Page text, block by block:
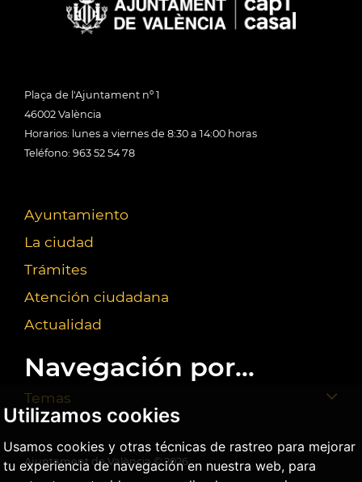
Utilizamos cookies
Usamos cookies y otras técnicas de rastreo para mejorar
tu experiencia de navegación en nuestra web, para
Plaça de l'Ajuntament nº 1
46002 València
Horarios: lunes a viernes de 8:30 a 14:00 horas
Teléfono: 963 52 54 78
Ayuntamiento
La ciudad
Trámites
Atención ciudadana
Actualidad
Navegación por...
Temas
Ajuntament de València ©2026